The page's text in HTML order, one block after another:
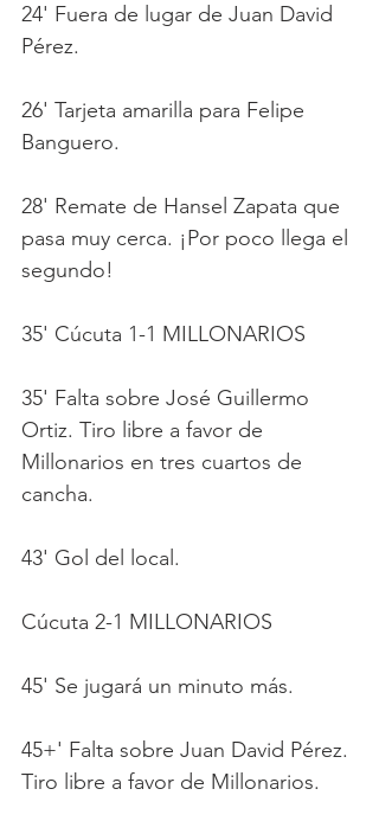
24' Fuera de lugar de Juan David
Pérez.
26' Tarjeta amarilla para Felipe
Banguero.
28' Remate de Hansel Zapata que
pasa muy cerca. ¡Por poco llega el
segundo!
35' Cúcuta 1-1 MILLONARIOS
35' Falta sobre José Guillermo
Ortiz. Tiro libre a favor de
Millonarios en tres cuartos de
cancha.
43' Gol del local.
Cúcuta 2-1 MILLONARIOS
45' Se jugará un minuto más.
45+' Falta sobre Juan David Pérez.
Tiro libre a favor de Millonarios.